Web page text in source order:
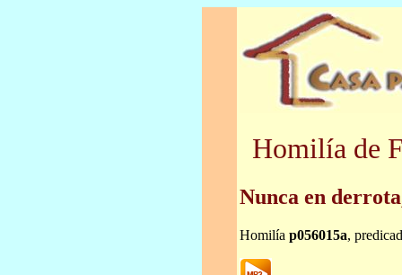
Homilía de
Nunca en
Homilía p056015a,